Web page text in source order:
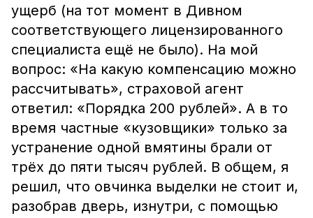
ущерб (на тот момент в Дивном
соответствующего лицензированного
специалиста ещё не было). На мой
вопрос: «На какую компенсацию можно
рассчитывать», страховой агент
ответил: «Порядка 200 рублей». А в то
время частные «кузовщики» только за
устранение одной вмятины брали от
трёх до пяти тысяч рублей. В общем, я
решил, что овчинка выделки не стоит и,
разобрав дверь, изнутри, с помощью